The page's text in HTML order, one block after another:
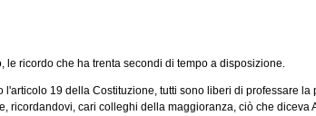
le ricordo che ha trenta secondi di tempo a disposizione.
l'articolo 19 della Costituzione, tutti sono liberi di professare la
ricordandovi, cari colleghi della maggioranza, ciò che diceva